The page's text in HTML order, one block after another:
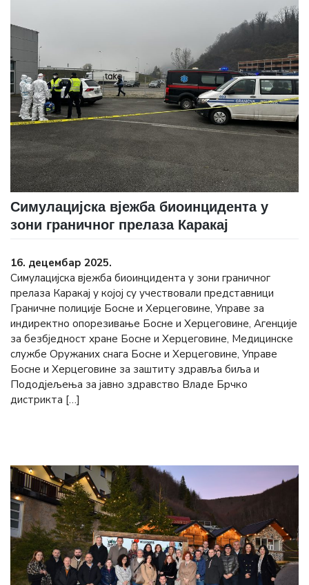
Симулацијска вјежба биоинцидента у
зони граничног прелаза Каракај
16. децембар 2025.
Симулацијска вјежба биоинцидента у зони граничног
прелаза Каракај у којој су учествовали представници
Граничне полиције Босне и Херцеговине, Управе за
индиректно опорезивање Босне и Херцеговине, Агенције
за безбједност хране Босне и Херцеговине, Медицинске
службе Оружаних снага Босне и Херцеговине, Управе
Босне и Херцеговине за заштиту здравља биља и
Пододјељења за јавно здравство Владе Брчко
дистрикта […]